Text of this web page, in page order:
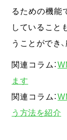
るための機能
していること
うことができ
関連コラム：
ます
関連コラム：
う方法を紹介